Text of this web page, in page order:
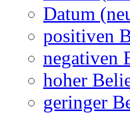
Datum
positiven
negativen
hoher
geringer